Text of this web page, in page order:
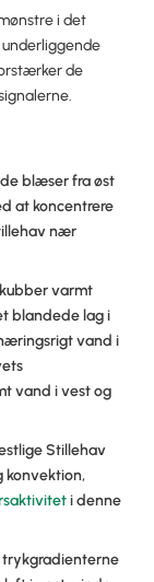
i det
de
blæser fra øst
at koncentrere
nær
varmt
blandede lag i
vand i
vand i vest og
Stillehav
konvektion,
i denne